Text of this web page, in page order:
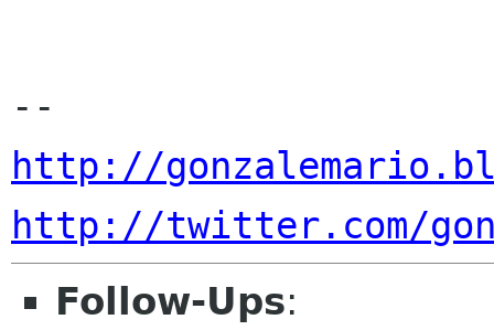
http://
http://twitter.com/
Follow-Ups: